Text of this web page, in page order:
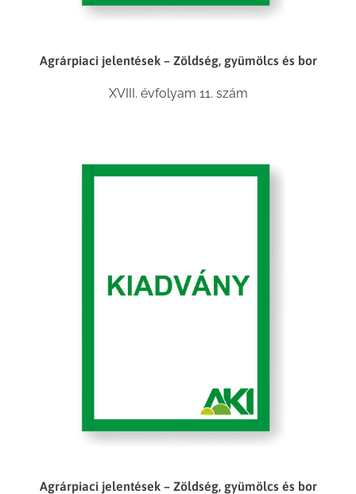
Agrárpiaci jelentések – Zöldség, gyümölcs és bor
XVIII. évfolyam 11. szám
Agrárpiaci jelentések – Zöldség, gyümölcs és bor